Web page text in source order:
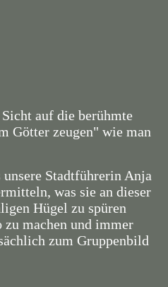
auf die berühmte
Götter zeugen" wie man
Stadtführerin Anja
was sie an dieser
Hügel zu spüren
machen und immer
zum Gruppenbild